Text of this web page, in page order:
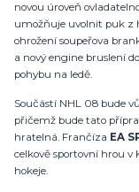
novou úroveň
umožňuje uvolnit puk z
ohrožení soupeřova
a nový engine bruslení
pohybu na ledě.
Součástí NHL 08 bude
přičemž bude tato
hratelná. Frančíza EA
celkově sportovní hrou v
hokeje.